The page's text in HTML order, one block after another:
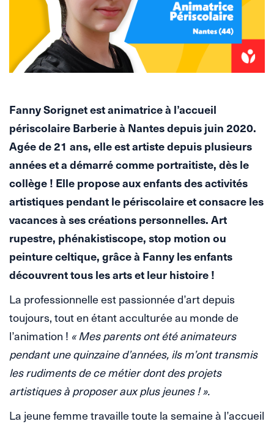
Fanny Sorignet est animatrice à l’accueil
périscolaire Barberie à Nantes depuis juin 2020.
Agée de 21 ans, elle est artiste depuis plusieurs
années et a démarré comme portraitiste, dès le
collège ! Elle propose aux enfants des activités
artistiques pendant le périscolaire et consacre les
vacances à ses créations personnelles. Art
rupestre, phénakistiscope, stop motion ou
peinture celtique, grâce à Fanny les enfants
découvrent tous les arts et leur histoire !
La professionnelle est passionnée d’art depuis
toujours, tout en étant acculturée au monde de
l’animation ! « Mes parents ont été animateurs
pendant une quinzaine d’années, ils m’ont transmis
les rudiments de ce métier dont des projets
artistiques à proposer aux plus jeunes ! ».
La jeune femme travaille toute la semaine à l’accueil